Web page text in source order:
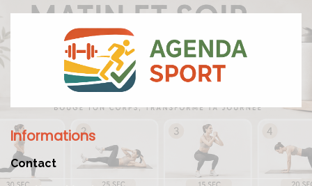
Informations
Contact